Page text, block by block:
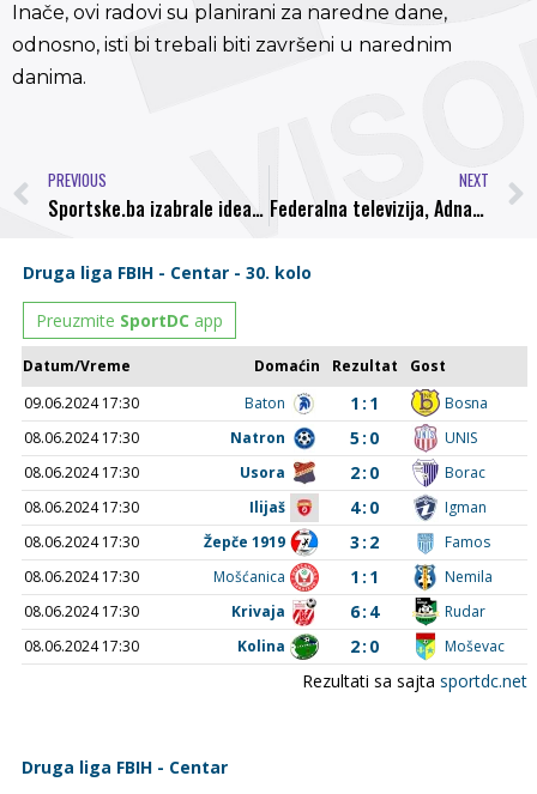
Inače, ovi radovi su planirani za naredne dane,
odnosno, isti bi trebali biti završeni u narednim
danima.
PREVIOUS
Sportske.ba izabrale idealni tim jesenjeg dijela Prve lige FBiH, Dino Dizdarević u idealnom timu polusezone
NEXT
Federalna televizija, Adnan Džafić i “Challange corner”